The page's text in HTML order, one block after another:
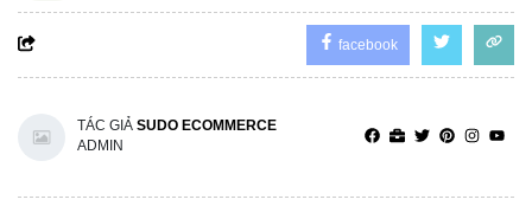
facebook
TÁC GIẢ SUDO ECOMMERCE
ADMIN